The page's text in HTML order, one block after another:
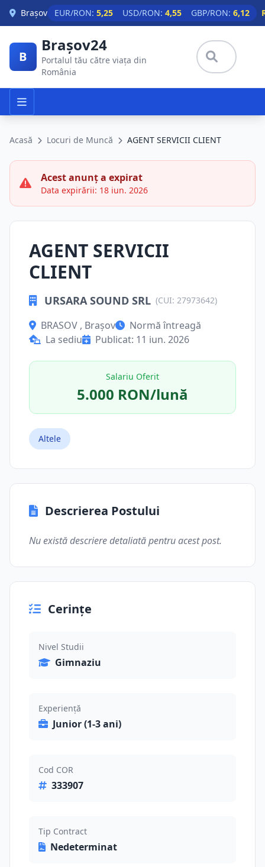
Skip to main content
Brașov EUR/RON: 5,25 USD/RON: 4,55 GBP/RON: 6,12
B
Brașov24
Portalul tău către viața din
România
Acasă Locuri de Muncă AGENT SERVICII CLIENT
Acest anunț a expirat
Data expirării: 18 iun. 2026
AGENT SERVICII
CLIENT
URSARA SOUND SRL (CUI: 27973642)
BRASOV , Brașov
Normă întreagă
La sediu
Publicat: 11 iun. 2026
Salariu Oferit
5.000 RON/lună
Altele
Descrierea Postului
Nu există descriere detaliată pentru acest post.
Cerințe
Nivel Studii
Gimnaziu
Experiență
Junior (1-3 ani)
Cod COR
333907
Tip Contract
Nedeterminat